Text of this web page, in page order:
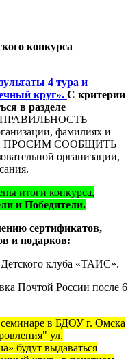
конкурса
4 тура и
круг». С критерии
в разделе
фамилиях и
ПРОСИМ СООБЩИТЬ
организации,
итоги конкурса,
и Победители.
сертификатов,
и подарков:
клуба «ТАИС».
Почтой России после 6
в БДОУ г. Омска
ул.
будут выдаваться